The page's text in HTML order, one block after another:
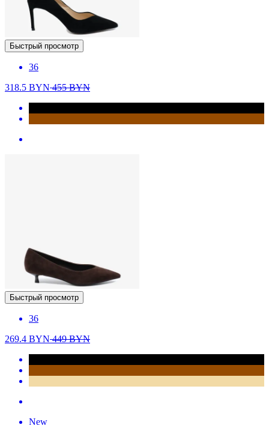
Быстрый просмотр
36
318.5 BYN455BYN
Быстрый просмотр
36
269.4 BYN449BYN
New